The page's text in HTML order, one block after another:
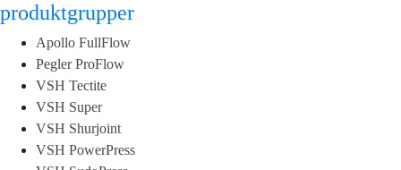
produktgrupper
Apollo FullFlow
Pegler ProFlow
VSH Tectite
VSH Super
VSH Shurjoint
VSH PowerPress